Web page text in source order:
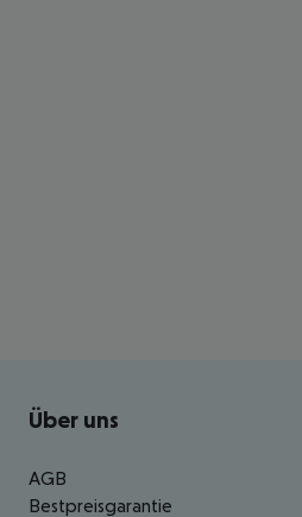
Footer navigation
Über uns
AGB
Bestpreisgarantie